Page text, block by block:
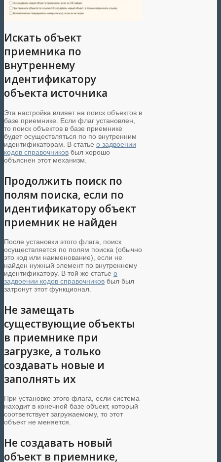
Искать объект
приемника по
внутреннему
идентификатору
объекта источника
Эта настройка влияет на поиск объектов в
базе приемнике. Если флаг установлен,
то поиск объектов в базе приемнике
будет осуществляться по по внутренним
идентификаторам. В статье о задвоении
кодов справочников был хорошо
объяснен этот механизм.
Продолжить поиск по
полям поиска, если по
идентификатору объект
приемник не найден
После установки этого флага, поиск
осуществляется по полям поиска (обычно
это код или наименование), если не
найден нужный элемент по внутреннему
идентификатору. В той же статье о
задвоении кодов справочников был был
затронут этот функционал.
Не замещать
существующие объекты
в приемнике при
загрузке, а только
создавать новые и
заполнять их
При установке этого флага, если система
находит в конечной базе объект, который
соответствует загружаемому, то этот
объект не меняется.
Не создавать новый
объект в приемнике,